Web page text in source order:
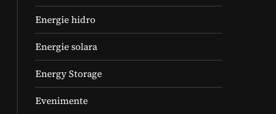
Energie hidro
Energie solara
Energy Storage
Evenimente